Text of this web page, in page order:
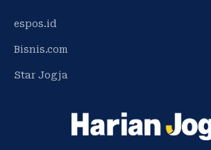
espos.id
Bisnis.com
Star Jogja